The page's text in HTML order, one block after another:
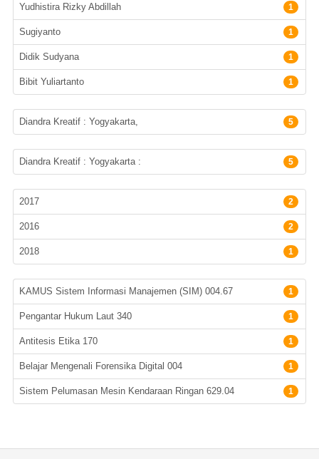
Yudhistira Rizky Abdillah 1
Sugiyanto 1
Didik Sudyana 1
Bibit Yuliartanto 1
Penerbit
Diandra Kreatif : Yogyakarta, 5
Lokasi Terbit
Diandra Kreatif : Yogyakarta : 5
Tahun terbit
2017 2
2016 2
2018 1
Subyek
KAMUS Sistem Informasi Manajemen (SIM) 004.67 1
Pengantar Hukum Laut 340 1
Antitesis Etika 170 1
Belajar Mengenali Forensika Digital 004 1
Sistem Pelumasan Mesin Kendaraan Ringan 629.04 1